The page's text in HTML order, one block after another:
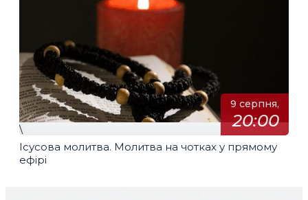
9 серпня,
20:00
\
Ісусова молитва. Молитва на чотках у прямому
ефірі